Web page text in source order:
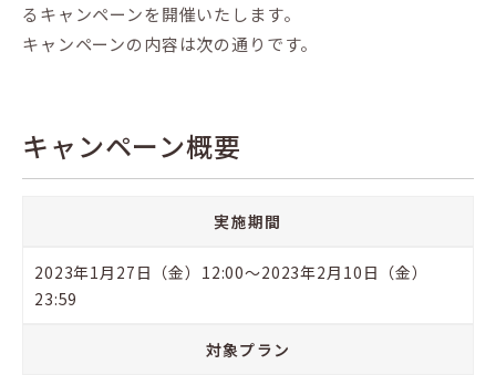
るキャンペーンを開催いたします。
キャンペーンの内容は次の通りです。
キャンペーン概要
実施期間
2023年1月27日（金）12:00～2023年2月10日（金）
23:59
対象プラン